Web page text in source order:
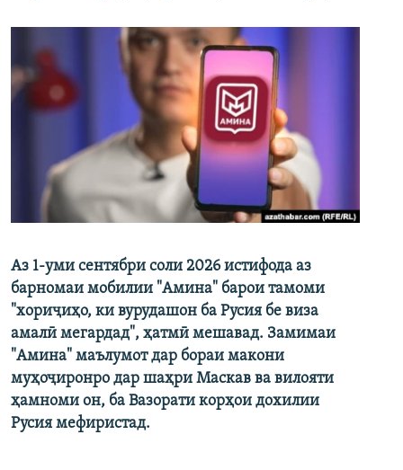
Аз 1-уми сентябри соли 2026 истифода аз
барномаи мобилии "Амина" барои тамоми
"хориҷиҳо, ки вурудашон ба Русия бе виза
амалӣ мегардад", ҳатмӣ мешавад. Замимаи
"Амина" маълумот дар бораи макони
муҳоҷиронро дар шаҳри Маскав ва вилояти
ҳамноми он, ба Вазорати корҳои дохилии
Русия мефиристад.